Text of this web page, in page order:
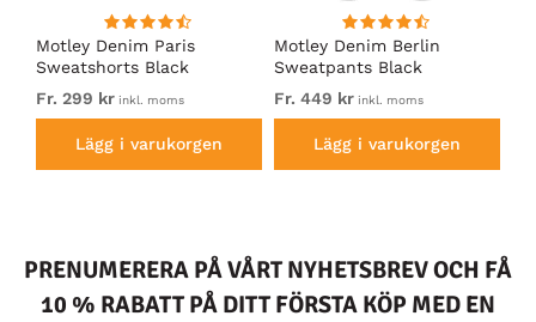
Motley Denim Paris
Sweatshorts Black
Fr. 299 kr inkl. moms
Lägg i varukorgen
Motley Denim Berlin
Sweatpants Black
Fr. 449 kr inkl. moms
Lägg i varukorgen
PRENUMERERA PÅ VÅRT NYHETSBREV OCH FÅ
10 % RABATT PÅ DITT FÖRSTA KÖP MED EN